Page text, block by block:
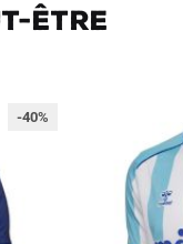
être
-40%